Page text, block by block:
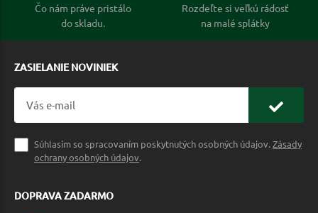
Čo nám práve pristálo
do skladu.
Rozdeľte si veľkú rádosť
na malé splátky
ZASIELANIE NOVINIEK
Súhlasím so spracovaním poskytnutých osobných údajov.Zásady
ochrany osobných údajov.
DOPRAVA ZADARMO